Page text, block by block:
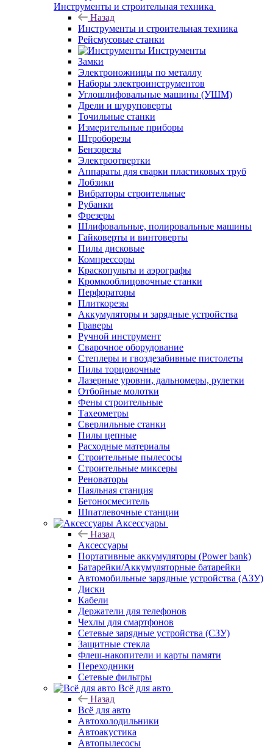
Инструменты и строительная техника
Назад
Инструменты и строительная техника
Рейсмусовые станки
Инструменты
Замки
Электроножницы по металлу
Наборы электроинструментов
Углошлифовальные машины (УШМ)
Дрели и шуруповерты
Точильные станки
Измерительные приборы
Штроборезы
Бензорезы
Электроотвертки
Аппараты для сварки пластиковых труб
Лобзики
Вибраторы строительные
Рубанки
Фрезеры
Шлифовальные, полировальные машины
Гайковерты и винтоверты
Пилы дисковые
Компрессоры
Краскопульты и аэрографы
Кромкооблицовочные станки
Перфораторы
Плиткорезы
Аккумуляторы и зарядные устройства
Граверы
Ручной инструмент
Сварочное оборудование
Степлеры и гвоздезабивные пистолеты
Пилы торцовочные
Лазерные уровни, дальномеры, рулетки
Отбойные молотки
Фены строительные
Тахеометры
Сверлильные станки
Пилы цепные
Расходные материалы
Строительные пылесосы
Строительные миксеры
Реноваторы
Паяльная станция
Бетоносмеситель
Шпатлевочные станции
Аксессуары
Назад
Аксессуары
Портативные аккумуляторы (Power bank)
Батарейки/Аккумуляторные батарейки
Автомобильные зарядные устройства (АЗУ)
Диски
Кабели
Держатели для телефонов
Чехлы для смартфонов
Сетевые зарядные устройства (СЗУ)
Защитные стекла
Флеш-накопители и карты памяти
Переходники
Сетевые фильтры
Всё для авто
Назад
Всё для авто
Автохолодильники
Автоакустика
Автопылесосы